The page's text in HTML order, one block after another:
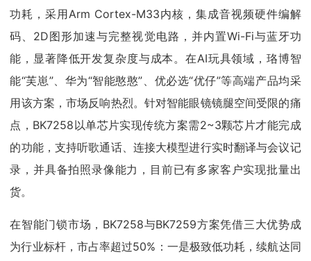
功耗，采用Arm Cortex-M33内核，集成音视频硬件编解
码、2D图形加速与完整视觉电路，并内置Wi-Fi与蓝牙功
能，显著降低开发复杂度与成本。在AI玩具领域，珞博智
能“芙崽”、华为“智能憨憨”、优必选“优仔”等高端产品均采
用该方案，市场反响热烈。针对智能眼镜镜腿空间受限的痛
点，BK7258以单芯片实现传统方案需2~3颗芯片才能完成
的功能，支持听歌通话、连接大模型进行实时翻译与会议记
录，并具备拍照录像能力，目前已有多家客户实现批量出
货。
在智能门锁市场，BK7258与BK7259方案凭借三大优势成
为行业标杆，市占率超过50%：一是极致低功耗，续航达同